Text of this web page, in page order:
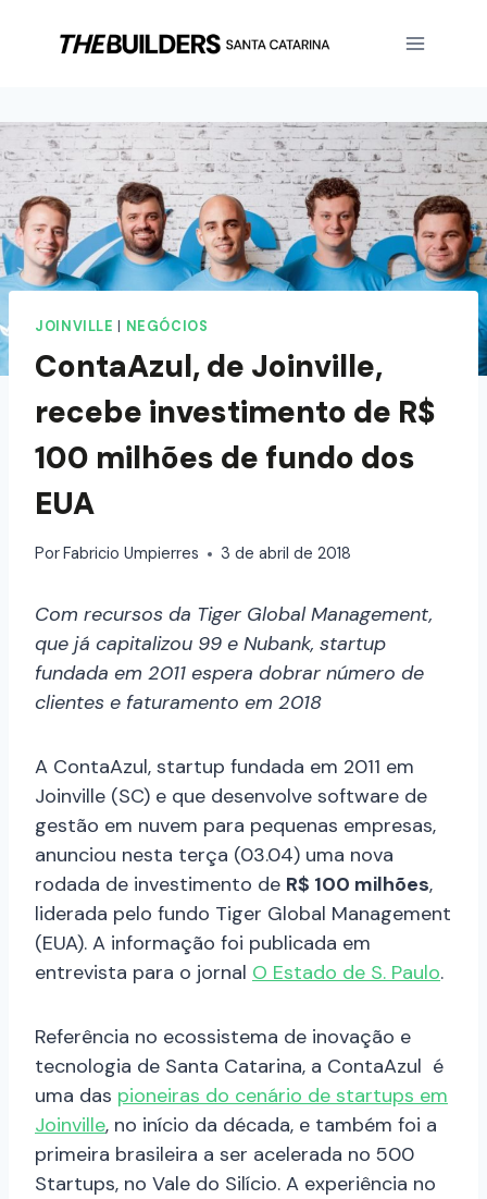
JOINVILLE NEGÓCIOS
ContaAzul, de Joinville,
recebe investimento de R$
100 milhões de fundo dos
EUA
PorFabricio Umpierres 3 de abril de 2018
Com recursos da Tiger Global Management,
que já capitalizou 99 e Nubank, startup
fundada em 2011 espera dobrar número de
clientes e faturamento em 2018
A ContaAzul, startup fundada em 2011 em
Joinville (SC) e que desenvolve software de
gestão em nuvem para pequenas empresas,
anunciou nesta terça (03.04) uma nova
rodada de investimento de R$ 100 milhões,
liderada pelo fundo Tiger Global Management
(EUA). A informação foi publicada em
entrevista para o jornal O Estado de S. Paulo.
Referência no ecossistema de inovação e
tecnologia de Santa Catarina, a ContaAzul é
uma das pioneiras do cenário de startups em
Joinville, no início da década, e também foi a
primeira brasileira a ser acelerada no 500
Startups, no Vale do Silício. A experiência no